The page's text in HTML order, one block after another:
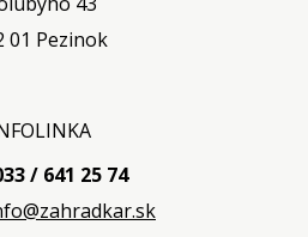
01 Pezinok
/ 641 25 74